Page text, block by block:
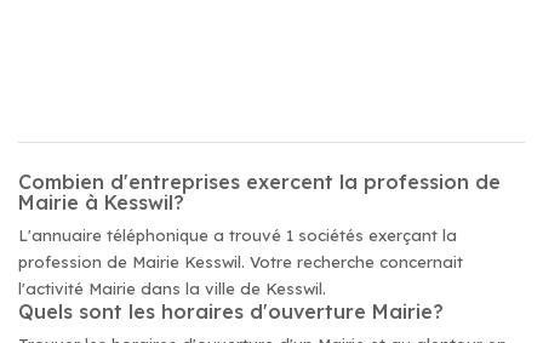
Combien d'entreprises exercent la profession de
Mairie à Kesswil?
L'annuaire téléphonique a trouvé 1 sociétés exerçant la
profession de Mairie Kesswil. Votre recherche concernait
l'activité Mairie dans la ville de Kesswil.
Quels sont les horaires d'ouverture Mairie?